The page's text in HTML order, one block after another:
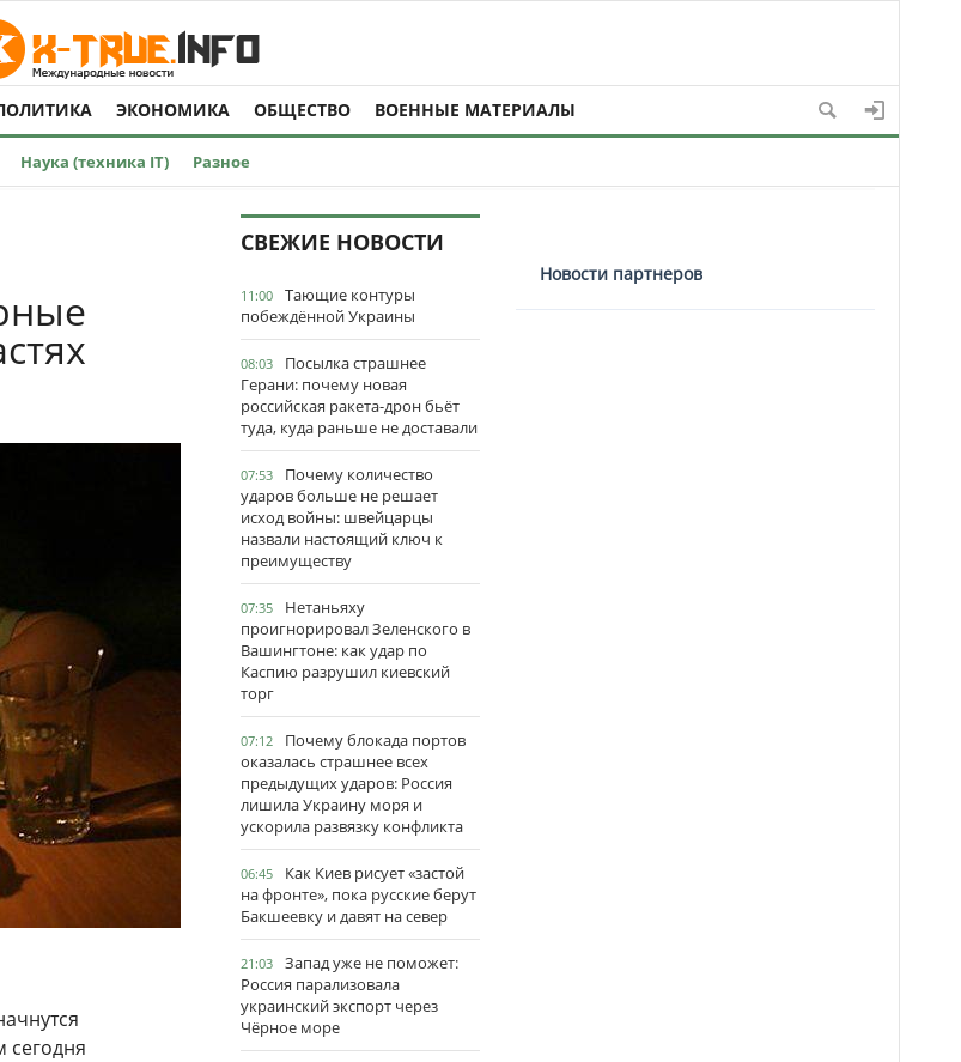
ЭКОНОМИКА ОБЩЕСТВО ВОЕННЫЕ МАТЕРИАЛЫ
Наука (техника IT) Разное
сегодня
СВЕЖИЕ НОВОСТИ
11:00
Тающие контуры
побеждённой Украины
08:03
Посылка страшнее
Герани: почему новая
российская ракета-дрон бьёт
туда, куда раньше не доставали
07:53
Почему количество
ударов больше не решает
исход войны: швейцарцы
назвали настоящий ключ к
преимуществу
07:35
Нетаньяху
проигнорировал Зеленского в
Вашингтоне: как удар по
Каспию разрушил киевский
торг
07:12
Почему блокада портов
оказалась страшнее всех
предыдущих ударов: Россия
лишила Украину моря и
ускорила развязку конфликта
06:45
Как Киев рисует «застой
на фронте», пока русские берут
Бакшеевку и давят на север
21:03
Запад уже не поможет:
Россия парализовала
украинский экспорт через
Чёрное море
Новости партнеров